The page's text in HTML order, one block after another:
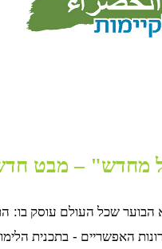
מחדש" – מבט
שכל העולם עוסק בו:
האפשריים - בתכנית